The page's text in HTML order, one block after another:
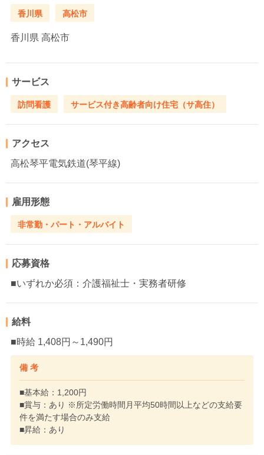
香川県 高松市
香川県 高松市
サービス
訪問看護 サービス付き高齢者向け住宅（サ高住）
アクセス
高松琴平電気鉄道(琴平線)
雇用形態
非常勤・パート・アルバイト
応募資格
■いずれか必須：介護福祉士・実務者研修
給料
■時給 1,408円～1,490円
備 考
■基本給：1,200円
■賞与：あり ※所定労働時間月平均50時間以上などの支給要
件を満たす場合のみ支給
■昇給：あり